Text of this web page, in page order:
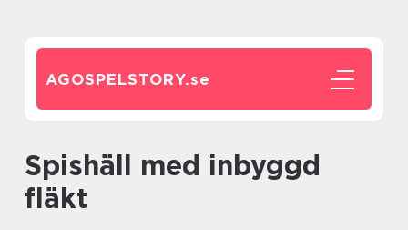
AGOSPELSTORY.se
spishäll med inbyggd
fläkt